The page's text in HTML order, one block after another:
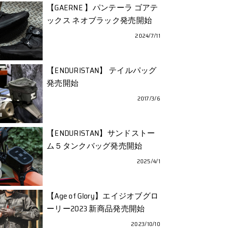
【GAERNE 】パンテーラ ゴアテ
ックス ネオブラック発売開始
2024/7/11
【ENDURISTAN】 テイルパッグ
発売開始
2017/3/6
【ENDURISTAN】サンドストー
ム５タンクバッグ発売開始
2025/4/1
【Age of Glory】エイジオブグロ
ーリー2023 新商品発売開始
2023/10/10